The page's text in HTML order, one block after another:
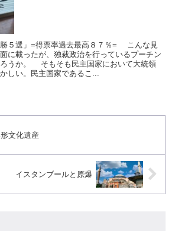
５選」=得票率過去最高８７％= こんな見
に載ったが、独裁政治を行っているプーチン
うか。 そもそも民主国家において大統領
しい。民主国家であるこ...
文化遺産
イスタンブールと原爆